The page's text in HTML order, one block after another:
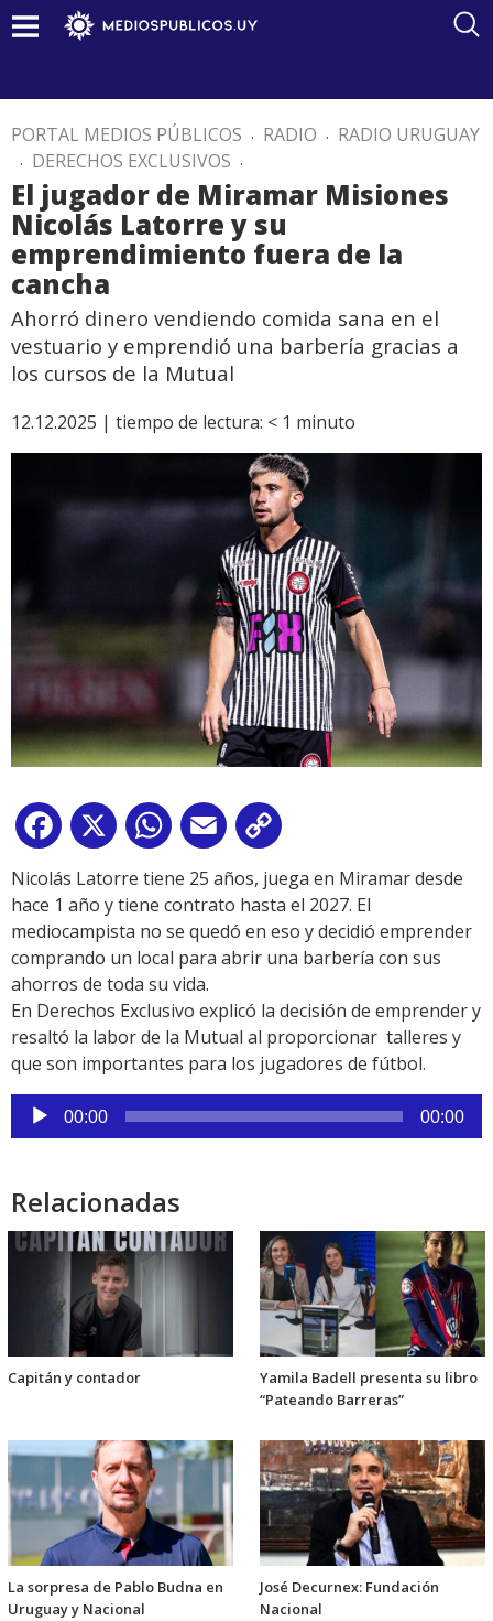
PORTAL MEDIOS PÚBLICOS . RADIO . RADIO URUGUAY
. DERECHOS EXCLUSIVOS .
El jugador de Miramar Misiones
Nicolás Latorre y su
emprendimiento fuera de la
cancha
Ahorró dinero vendiendo comida sana en el
vestuario y emprendió una barbería gracias a
los cursos de la Mutual
12.12.2025 | tiempo de lectura: < 1 minuto
Facebook
X WhatsApp
Email
Link
Nicolás Latorre tiene 25 años, juega en Miramar desde
hace 1 año y tiene contrato hasta el 2027. El
mediocampista no se quedó en eso y decidió emprender
comprando un local para abrir una barbería con sus
ahorros de toda su vida.
En Derechos Exclusivo explicó la decisión de emprender y
resaltó la labor de la Mutual al proporcionar talleres y
que son importantes para los jugadores de fútbol.
Reproductor
de
00:00 00:00
Relacionadas
Capitán y contador
Yamila Badell presenta su libro
“Pateando Barreras”
La sorpresa de Pablo Budna en
Uruguay y Nacional
José Decurnex: Fundación
Nacional